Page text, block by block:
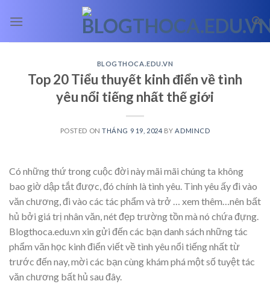
BLOGTHOCA.EDU.VN
Top 20 Tiểu thuyết kinh điển về tình
yêu nổi tiếng nhất thế giới
POSTED ONTHÁNG 9 19, 2024 BY ADMINCD
Có những thứ trong cuộc đời này mãi mãi chúng ta không
bao giờ dập tắt được, đó chính là tình yêu. Tình yêu ấy đi vào
văn chương, đi vào các tác phẩm và trở
… xem thêm… nên bất
hủ bởi giá trị nhân văn, nét đẹp trường tồn mà nó chứa đựng.
Blogthoca.edu.vn xin gửi đến các bạn danh sách những tác
phẩm văn học kinh điển viết về tình yêu nổi tiếng nhất từ
trước đến nay, mời các bạn cùng khám phá một số tuyệt tác
văn chương bất hủ sau đây.